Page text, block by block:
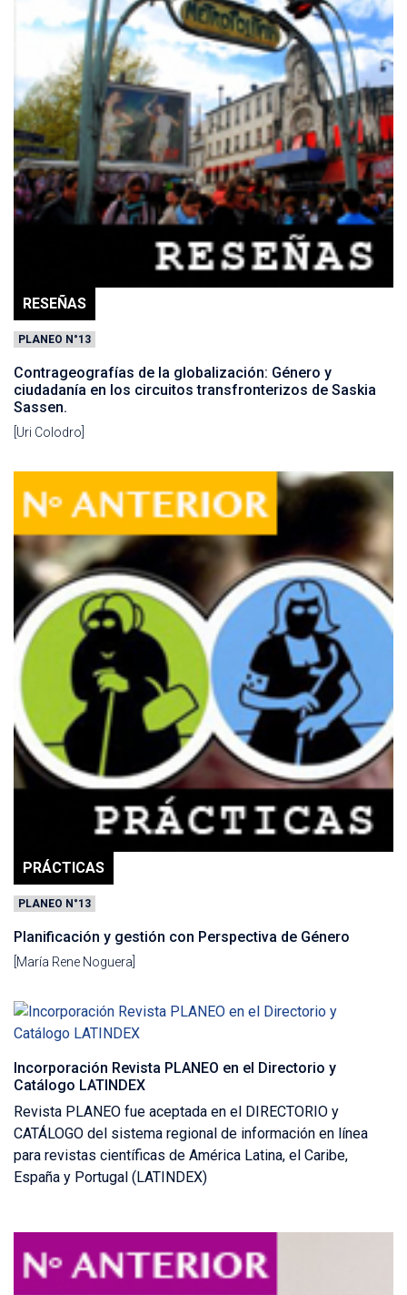
RESEÑAS
PLANEO N°13
Contrageografías de la globalización: Género y
ciudadanía en los circuitos transfronterizos de Saskia
Sassen.
[Uri Colodro]
PRÁCTICAS
PLANEO N°13
Planificación y gestión con Perspectiva de Género
[María Rene Noguera]
Incorporación Revista PLANEO en el Directorio y
Catálogo LATINDEX
Revista PLANEO fue aceptada en el DIRECTORIO y
CATÁLOGO del sistema regional de información en línea
para revistas científicas de América Latina, el Caribe,
España y Portugal (LATINDEX)